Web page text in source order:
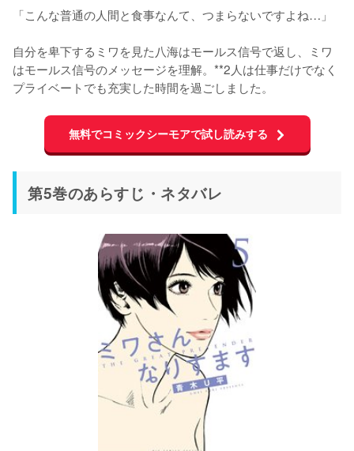
「こんな普通の人間と食事なんて、つまらないですよね…」
自分を卑下するミワを見た八海はモールス信号で返し、ミワ
はモールス信号のメッセージを理解。**2人は仕事だけでなく
プライベートでも充実した時間を過ごしました。
無料でコミックシーモアで試し読みする
第5巻のあらすじ・ネタバレ